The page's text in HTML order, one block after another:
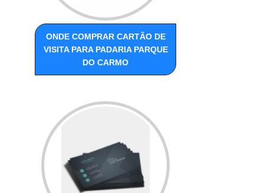
ONDE COMPRAR CARTÃO DE
VISITA PARA PADARIA PARQUE
DO CARMO